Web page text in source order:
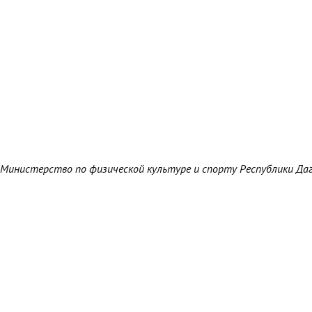
Министерство по физической культуре и спорту Республики